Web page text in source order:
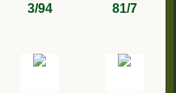
3/94
81/7